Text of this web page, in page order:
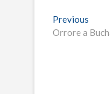
articoli
Previous
post:
Orrore a